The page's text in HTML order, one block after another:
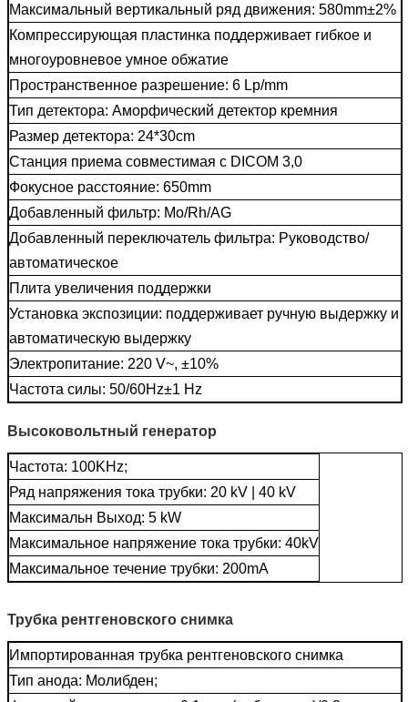
Максимальный вертикальный ряд движения: 580mm±2%
Компрессирующая пластинка поддерживает гибкое и
многоуровневое умное обжатие
Пространственное разрешение: 6 Lp/mm
Тип детектора: Аморфический детектор кремния
Размер детектора: 24*30cm
Станция приема совместимая с DICOM 3,0
Фокусное расстояние: 650mm
Добавленный фильтр: Mo/Rh/AG
Добавленный переключатель фильтра: Руководство/
автоматическое
Плита увеличения поддержки
Установка экспозиции: поддерживает ручную выдержку и
автоматическую выдержку
Электропитание: 220 V~, ±10%
Частота силы: 50/60Hz±1 Hz
Высоковольтный генератор
Частота: 100KHz;
Ряд напряжения тока трубки: 20 kV | 40 kV
Максимальн Выход: 5 kW
Максимальное напряжение тока трубки: 40kV
Максимальное течение трубки: 200mA
Трубка рентгеновского снимка
Импортированная трубка рентгеновского снимка
Тип анода: Молибден;